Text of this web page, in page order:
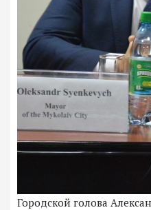
Городской голова